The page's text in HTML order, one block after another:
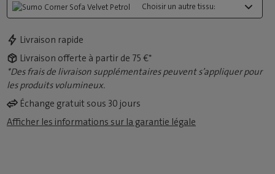
Choisir un autre tissu:
Livraison rapide
Livraison offerte à partir de 75 €*
*Des frais de livraison supplémentaires peuvent s’appliquer pour
les produits volumineux.
Échange gratuit sous 30 jours
Afficher les informations sur la garantie légale